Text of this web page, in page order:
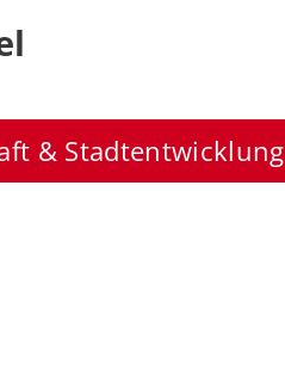
& Stadtentwicklung